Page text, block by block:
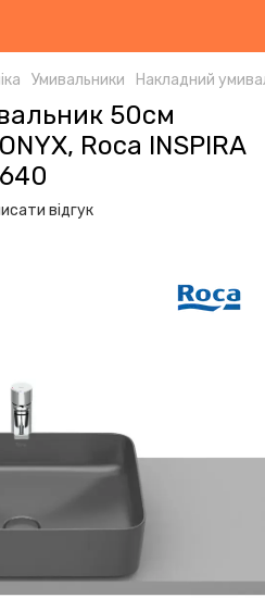
Умивальники Накладний
50см
Roca INSPIRA
відгук